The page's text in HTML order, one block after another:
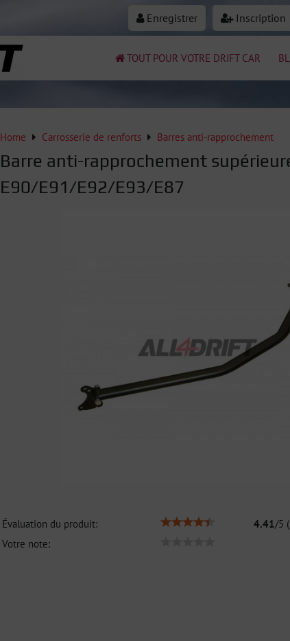
Enregistrer Inscription
TOUT POUR VOTRE DRIFT CAR
Home Carrosserie de renforts Barres anti-rapprochement
Barre anti-rapprochement
E90/E91/E92/E93/E87
Évaluation du produit: 4.41/5 (
Votre note: